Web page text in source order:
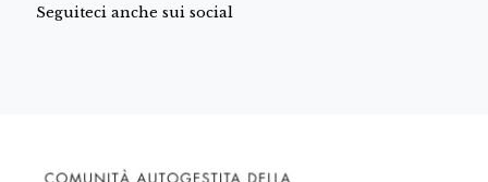
Seguiteci anche sui social